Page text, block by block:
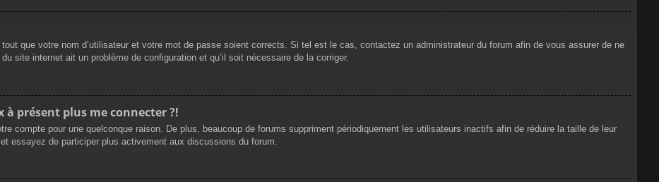
que votre nom d’utilisateur et votre mot de passe soient corrects. Si tel est le cas, contactez un administrateur du forum afin de vous assurer de ne
site internet ait un problème de configuration et qu’il soit nécessaire de la corriger.
à présent plus me connecter ?!
compte pour une quelconque raison. De plus, beaucoup de forums suppriment périodiquement les utilisateurs inactifs afin de réduire la taille de leur
essayez de participer plus activement aux discussions du forum.